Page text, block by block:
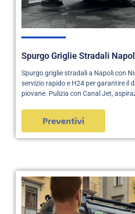
Spurgo Griglie Stradali
Spurgo griglie stradali a Napoli con
servizio rapido e H24 per garantire il
piovane. Pulizia con Canal Jet,
Preventivi